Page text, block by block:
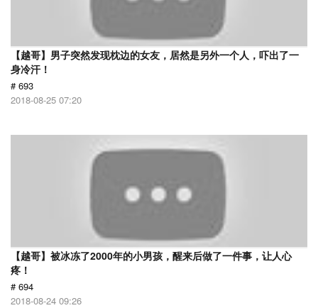
【越哥】男子突然发现枕边的女友，居然是另外一个人，吓出了一
身冷汗！
# 693
2018-08-25 07:20
【越哥】被冰冻了2000年的小男孩，醒来后做了一件事，让人心
疼！
# 694
2018-08-24 09:26